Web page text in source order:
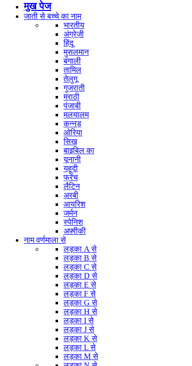
मुख पेज
जाती से बच्चे का नाम
भारतीय
अंग्रेज़ी
हिंदू
मुसलमान
बंगाली
तामिल
तेलुगू
गुजराती
मराठी
पंजाबी
मलयालम
कन्नड़
ओरिया
सिख
बाइबिल का
यूनानी
यहूदी
फ्रेंच
लैटिन
अरबी
आयरिश
जर्मन
स्पेनिश
अफ़्रीकी
नाम वर्णमाला से
लड़का A से
लड़का B से
लड़का C से
लड़का D से
लड़का E से
लड़का F से
लड़का G से
लड़का H से
लड़का I से
लड़का J से
लड़का K से
लड़का L से
लड़का M से